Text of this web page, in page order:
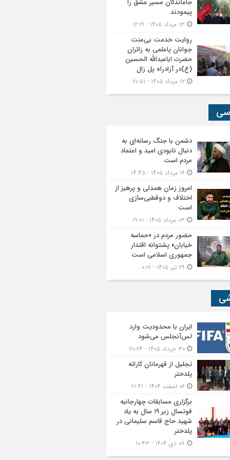
جاماندگان مسیر عشق را
پیمودند
روایت خدمت بی‌منت
جوانان پاعلمی به زائران
حضرت اباعبدالله الحسین
(ع)در آزادراه پل زال
دشمن با جنگ رسانه‌ای به
دنبال نابودی امید و اعتماد
مردم است
امروز زمان همدلی و پرهیز از
اختلاف و دوقطبی‌سازی
است
حضور مردم در «حماسه
خیابان» پشتوانه اقتدار
جمهوری اسلامی است
ایران با محدودیت وارد
لس‌آنجلس می‌شود
تجلیل از قهرمانان کاراته
پلدختر
برگزاری مسابقات چهارجانبه
فوتسال زیر ۱۹ سال به یاد
شهید حاج قاسم سلیمانی در
پلدختر